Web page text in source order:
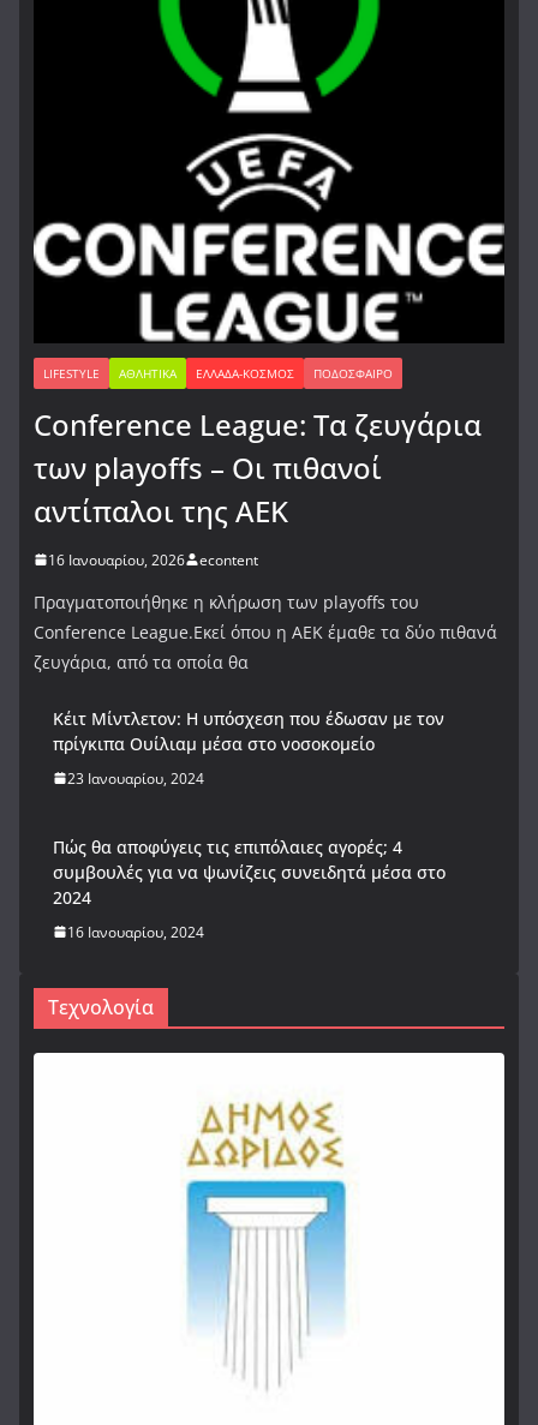
LIFESTYLE ΑΘΛΗΤΙΚΆ ΕΛΛΆΔΑ-ΚΌΣΜΟΣ ΠΟΔΌΣΦΑΙΡΟ
Conference League: Τα ζευγάρια
των playoffs – Οι πιθανοί
αντίπαλοι της ΑΕΚ
16 Ιανουαρίου, 2026 econtent
Πραγματοποιήθηκε η κλήρωση των playoffs του
Conference League.Εκεί όπου η ΑΕΚ έμαθε τα δύο πιθανά
ζευγάρια, από τα οποία θα
Κέιτ Μίντλετον: Η υπόσχεση που έδωσαν με τον
πρίγκιπα Ουίλιαμ μέσα στο νοσοκομείο
23 Ιανουαρίου, 2024
Πώς θα αποφύγεις τις επιπόλαιες αγορές; 4
συμβουλές για να ψωνίζεις συνειδητά μέσα στο
2024
16 Ιανουαρίου, 2024
Τεχνολογία